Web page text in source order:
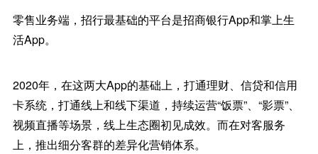
零售业务端，招行最基础的平台是招商银行App和掌上生
活App。
2020年，在这两大App的基础上，打通理财、信贷和信用
卡系统，打通线上和线下渠道，持续运营“饭票”、“影票”、
视频直播等场景，线上生态圈初见成效。而在对客服务
上，推出细分客群的差异化营销体系。